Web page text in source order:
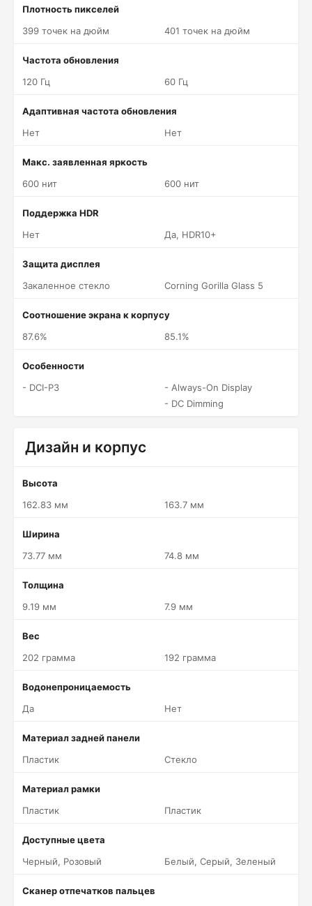
Плотность пикселей
399 точек на дюйм
401 точек на дюйм
Частота обновления
120 Гц
60 Гц
Адаптивная частота обновления
Нет
Нет
Макс. заявленная яркость
600 нит
600 нит
Поддержка HDR
Нет
Да, HDR10+
Защита дисплея
Закаленное стекло
Corning Gorilla Glass 5
Соотношение экрана к корпусу
87.6%
85.1%
Особенности
- DCI-P3
- Always-On Display
- DC Dimming
Дизайн и корпус
Высота
162.83 мм
163.7 мм
Ширина
73.77 мм
74.8 мм
Толщина
9.19 мм
7.9 мм
Вес
202 грамма
192 грамма
Водонепроницаемость
Да
Нет
Материал задней панели
Пластик
Стекло
Материал рамки
Пластик
Пластик
Доступные цвета
Черный, Розовый
Белый, Серый, Зеленый
Сканер отпечатков пальцев